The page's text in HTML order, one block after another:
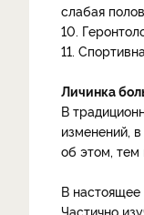
слабая
10.
11.
Личинка
В
изменений,
об этом, тем
В настоящее
Частично